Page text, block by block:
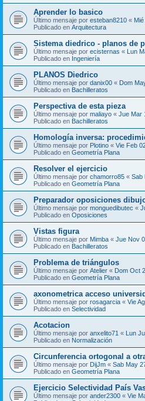
Aprender lo basico
Último mensaje por esteban8210 «
Publicado en Arquitectura
Sistema diedrico - planos de
Último mensaje por ecisternas « Lun
Publicado en Ingeniería
PLANOS Diedrico
Último mensaje por danix00 « Dom
Publicado en Bachilleratos
Perspectiva de esta pieza
Último mensaje por maliayo « Jue Mar
Publicado en Bachilleratos
Homología inversa:
Último mensaje por Plotino « Vie Feb
Publicado en Geometría Plana
Resolver el ejercicio
Último mensaje por chamorro85 « Sab
Publicado en Geometría Plana
Preparador oposiciones
Último mensaje por monguedibutec «
Publicado en Oposiciones
Vistas figura
Último mensaje por Mimba « Jue Nov
Publicado en Bachilleratos
Problema de triángulos
Último mensaje por Atelier « Dom Oct
Publicado en Geometría Plana
axonometrica acceso
Último mensaje por rosagarcia « Vie
Publicado en Selectividad
Acotacion
Último mensaje por anxelito71 « Lun
Publicado en Normalización
Circunferencia ortogonal a
Último mensaje por DijJm « Sab May
Publicado en Geometría Plana
Ejercicio Selectividad País
Último mensaje por ander2300 « Vie